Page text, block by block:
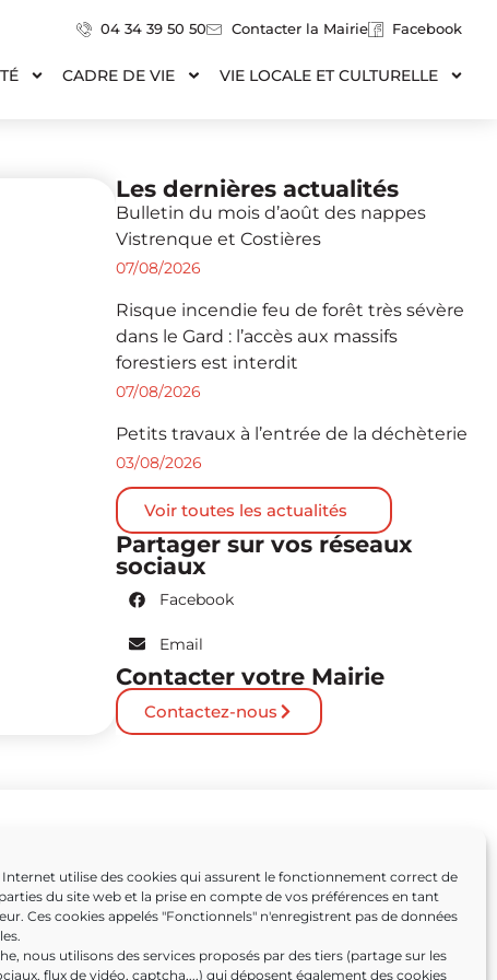
utilise des cookies qui assurent le fonctionnement correct de
du site web et la prise en compte de vos préférences en tant
Ces cookies appelés "Fonctionnels" n'enregistrent pas de données
nous utilisons des services proposés par des tiers (partage sur les
flux de vidéo, captcha,...) qui déposent également des cookies
04 34 39 50 50 Contacter la Mairie Facebook
CADRE DE VIE VIE LOCALE ET CULTURELLE
Les dernières actualités
Bulletin du mois d’août des nappes
Vistrenque et Costières
07/08/2026
Risque incendie feu de forêt très sévère
dans le Gard : l’accès aux massifs
forestiers est interdit
07/08/2026
Petits travaux à l’entrée de la déchèterie
03/08/2026
Voir toutes les actualités
Partager sur vos réseaux
sociaux
Facebook
Email
Contacter votre Mairie
Contactez-nous
Partenaires